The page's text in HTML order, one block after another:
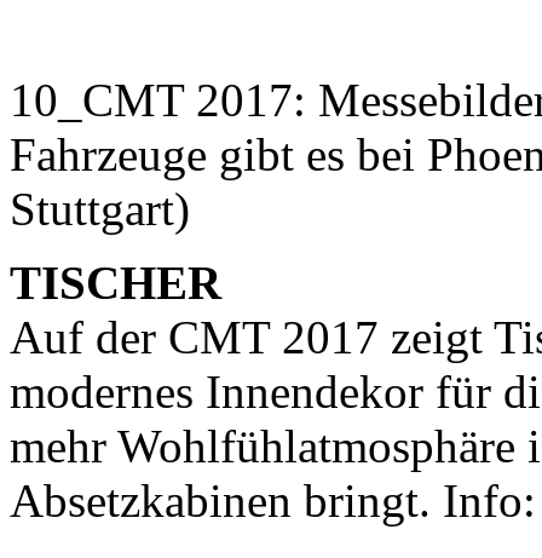
10_CMT 2017:
Fahrzeuge gibt es bei
Stuttgart)
TISCHER
Auf der CMT 2017 zeigt
modernes Innendekor für
mehr Wohlfühlatmosphäre
Absetzkabinen bringt.